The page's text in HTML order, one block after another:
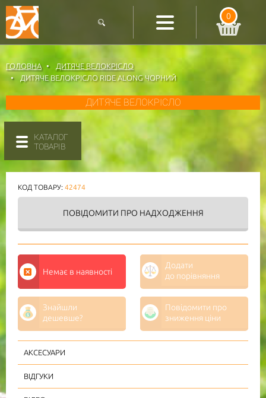
0
ГОЛОВНА
ДИТЯЧЕ ВЕЛОКРІСЛО
ДИТЯЧЕ ВЕЛОКРІСЛО RIDE ALONG ЧОРНИЙ
ДИТЯЧЕ ВЕЛОКРІСЛО
КАТАЛОГ
ТОВАРІВ
КОД ТОВАРУ: 42474
ПОВІДОМИТИ ПРО НАДХОДЖЕННЯ
Немає в наявності
Додати
до порівняння
Знайшли
дешевше?
Повідомити про
зниження ціни
АКСЕСУАРИ
ВІДГУКИ